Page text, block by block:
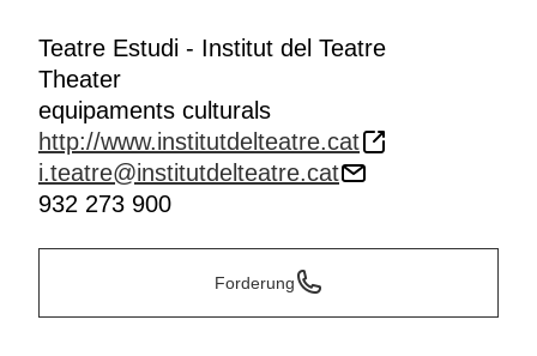
Teatre Estudi - Institut del Teatre
Theater
equipaments culturals
http://www.institutdelteatre.cat
i.teatre@institutdelteatre.cat
932 273 900
Forderung